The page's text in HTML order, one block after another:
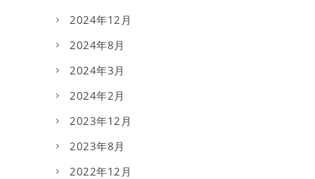
2024年12月
2024年8月
2024年3月
2024年2月
2023年12月
2023年8月
2022年12月